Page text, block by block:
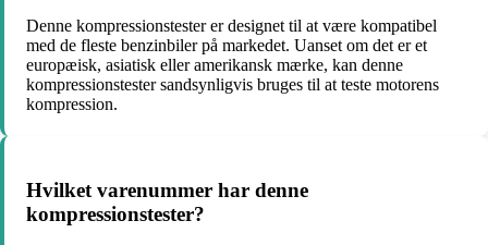
Denne kompressionstester er designet til at være kompatibel
med de fleste benzinbiler på markedet. Uanset om det er et
europæisk, asiatisk eller amerikansk mærke, kan denne
kompressionstester sandsynligvis bruges til at teste motorens
kompression.
Hvilket varenummer har denne
kompressionstester?